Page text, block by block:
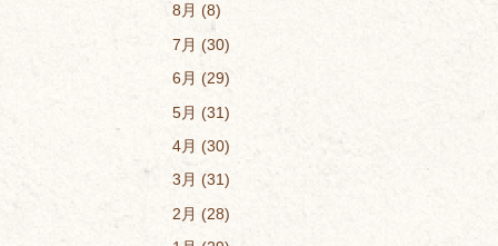
8月
8
7月
30
6月
29
5月
31
4月
30
3月
31
2月
28